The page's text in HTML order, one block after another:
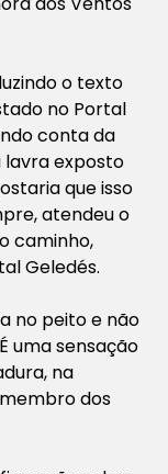
o texto
no Portal
conta da
lavra exposto
que isso
atendeu o
caminho,
Geledés.
no peito e não
uma sensação
na
dos